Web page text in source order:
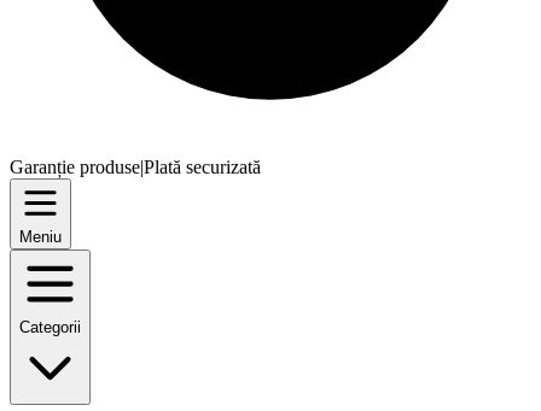
Garanție produse|Plată securizată
Meniu
Categorii